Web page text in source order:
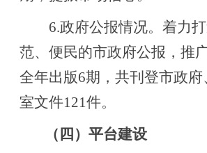
6.政府公报情况。着力
范、便民的市政府公报，推
全年出版6期， 共刊登市政府
室文件121件。
（四）平台建设